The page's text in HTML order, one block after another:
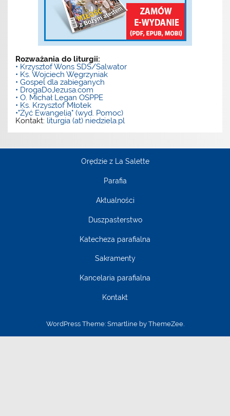
Rozważania do liturgii:
• Krzysztof Wons SDS/Salwator
• Ks. Wojciech Węgrzyniak
• Gospel dla zabieganych
• DrogaDoJezusa.com
• O. Michał Legan OSPPE
• Ks. Krzysztof Młotek
•"Żyć Ewangelią" (wyd. Pomoc)
Kontakt: liturgia (at) niedziela.pl
Orędzie z La Salette
Parafia
Aktualności
Duszpasterstwo
Katecheza parafialna
Sakramenty
Kancelaria parafialna
Kontakt
WordPress Theme: Smartline by ThemeZee.